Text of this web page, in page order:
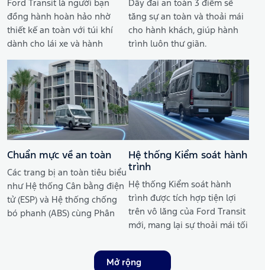
Ford Transit là người bạn
đồng hành hoàn hảo nhờ
thiết kế an toàn với túi khí
dành cho lái xe và hành
Dây đai an toàn 3 điểm sẽ
tăng sự an toàn và thoải mái
cho hành khách, giúp hành
trình luôn thư giãn.
Chuẩn mực về an toàn
Các trang bị an toàn tiêu biểu
như Hệ thống Cân bằng điện
tử (ESP) và Hệ thống chống
bó phanh (ABS) cùng Phân
cua hay tránh các chướng
Hệ thống Kiểm soát hành
trình
Hệ thống Kiểm soát hành
trình được tích hợp tiện lợi
trên vô lăng của Ford Transit
mới, mang lại sự thoải mái tối
Mở rộng